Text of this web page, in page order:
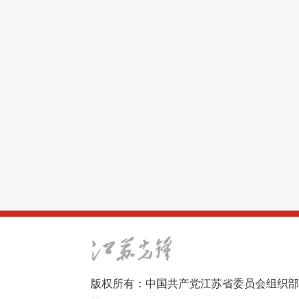
版权所有：中国共产党江苏省委员会组织部